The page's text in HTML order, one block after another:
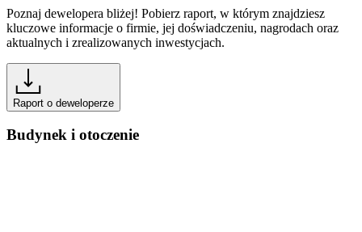
Poznaj dewelopera bliżej! Pobierz raport, w którym znajdziesz
kluczowe informacje o firmie, jej doświadczeniu, nagrodach oraz
aktualnych i zrealizowanych inwestycjach.
Raport o deweloperze
Budynek i otoczenie